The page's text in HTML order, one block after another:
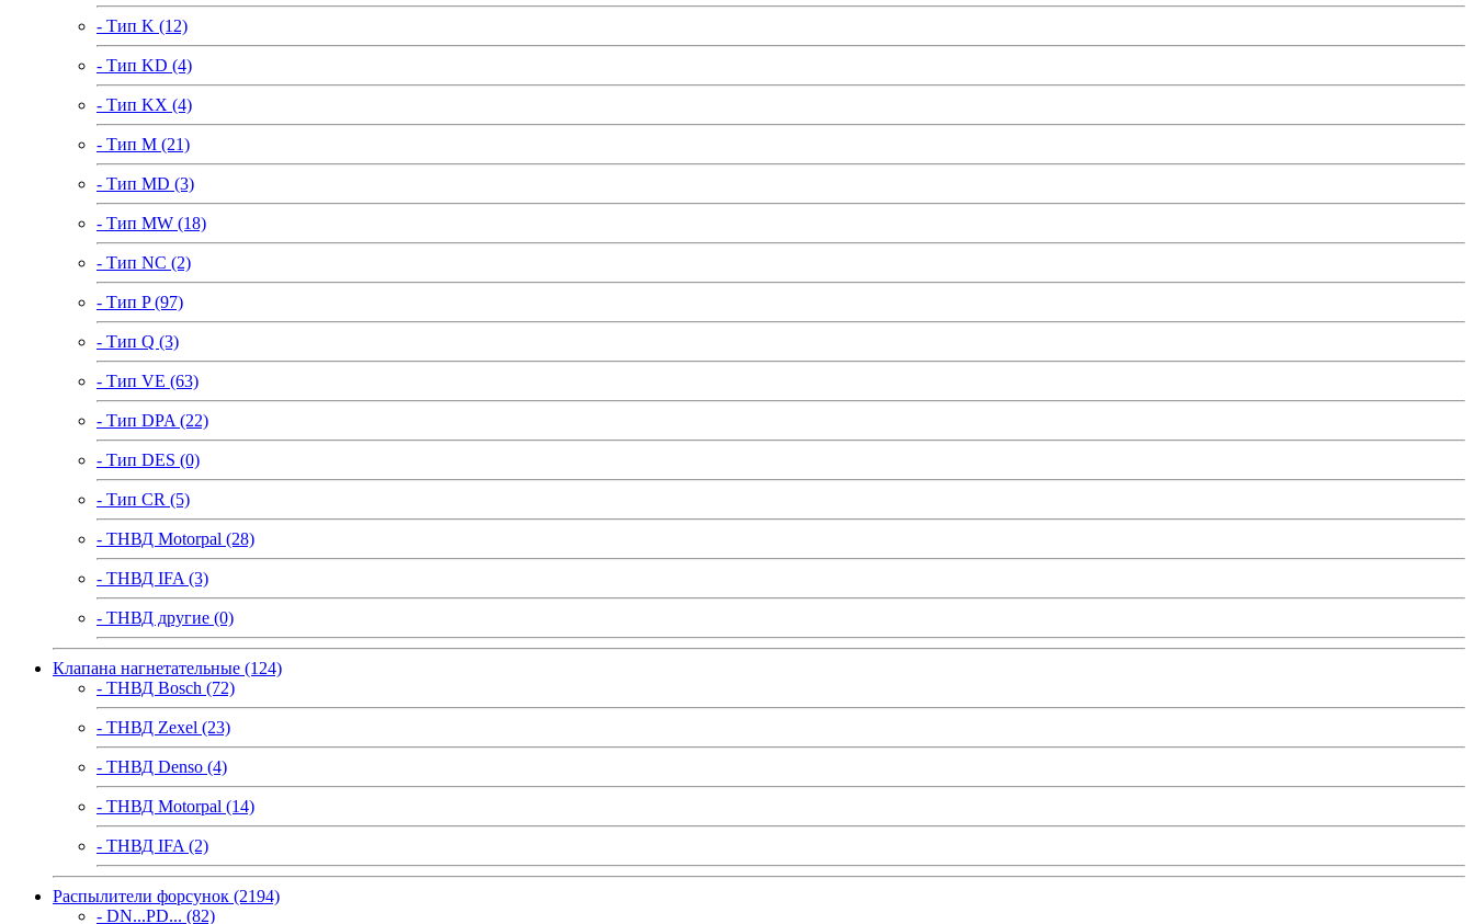
- Тип K (12)
- Тип KD (4)
- Тип KX (4)
- Тип M (21)
- Тип MD (3)
- Тип MW (18)
- Тип NC (2)
- Тип P (97)
- Тип Q (3)
- Тип VE (63)
- Тип DPA (22)
- Тип DES (0)
- Тип CR (5)
- ТНВД Motorpal (28)
- ТНВД IFA (3)
- ТНВД другие (0)
Клапана нагнетательные (124)
- ТНВД Bosch (72)
- ТНВД Zexel (23)
- ТНВД Denso (4)
- ТНВД Motorpal (14)
- ТНВД IFA (2)
Распылители форсунок (2194)
- DN...PD... (82)